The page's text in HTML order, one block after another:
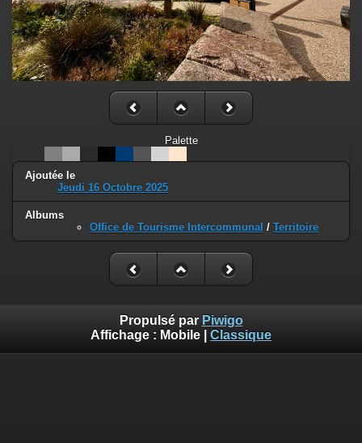
Palette
Ajoutée le
Jeudi 16 Octobre 2025
Albums
Office de Tourisme Intercommunal / Territoire
Propulsé par Piwigo
Affichage : Mobile Classique